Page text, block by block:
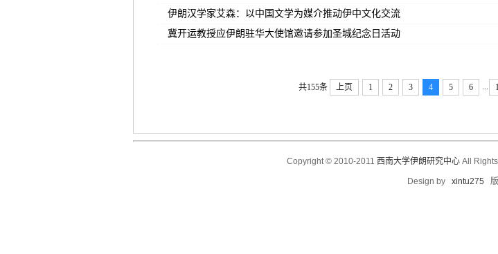
伊朗汉学家艾森：以中国文学为媒介推动伊中文化交流
冀开运教授应伊朗驻华大使馆邀请参加圣城纪念日活动
共155条 上页 1 2 3 4 5 6 ...
Copyright © 2010-2011 西南大学伊朗研究中心All Rights
Design by xintu275